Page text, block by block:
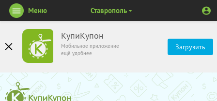
КупиКупон
Мобильное приложение
ещё удобнее
Загрузить
Меню Ставрополь